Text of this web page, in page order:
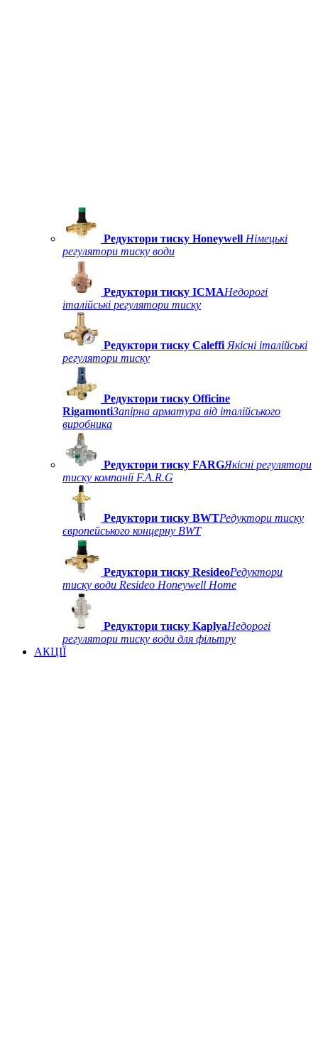
Редуктори тиску Honeywell Німецькі
регулятори тиску води
Редуктори тиску ICMAНедорогі
італійські регулятори тиску
Редуктори тиску Caleffi Якісні італійські
регулятори тиску
Редуктори тиску Officine
RigamontiЗапірна арматура від італійського
виробника
Редуктори тиску FARGЯкісні регулятори
тиску компанії F.A.R.G
Редуктори тиску BWTРедуктори тиску
європейського концерну BWT
Редуктори тиску ResideoРедуктори
тиску води Resideo Honeywell Home
Редуктори тиску KaplyaНедорогі
регулятори тиску води для фільтру
АКЦІЇ